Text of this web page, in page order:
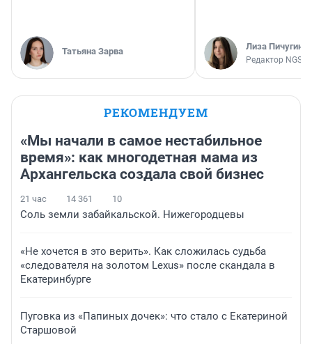
Татьяна Зарва Лиза Пичугина
Редактор
РЕКОМЕНДУЕМ
«Мы начали в самое нестабильное
время»: как многодетная мама из
Архангельска создала свой бизнес
21 час 14 361 10
Соль земли забайкальской. Нижегородцевы
«Не хочется в это верить». Как сложилась судьба
«следователя на золотом Lexus» после скандала в
Екатеринбурге
Пуговка из «Папиных дочек»: что стало с Екатериной
Старшовой